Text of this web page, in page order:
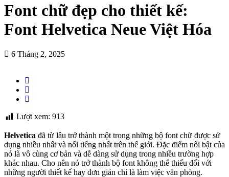
Font chữ đẹp cho thiết kế:
Font Helvetica Neue Việt Hóa
6 Tháng 2, 2025
Lượt xem: 913
Helvetica đã từ lâu trở thành một trong những bộ font chữ được sử
dụng nhiều nhất và nổi tiếng nhất trên thế giới. Đặc điểm nổi bật của
nó là vô cùng cơ bản và dễ dàng sử dụng trong nhiều trường hợp
khác nhau. Cho nên nó trở thành bộ font không thể thiếu đối với
những người thiết kế hay đơn giản chỉ là làm việc văn phòng.